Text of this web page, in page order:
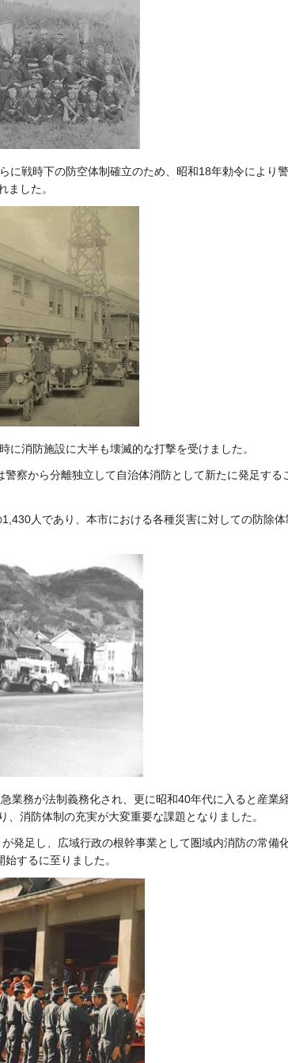
に戦時下の防空体制確立のため 、昭和18年勅令により
ました。
に消防施設に大半も壊滅的な打撃を受けました。
警察から分離独立して自治体消防として新たに発足する
人であり、本市における各種災害に対しての防除
業務が法制義務化され、更に昭和40年代に入ると産業
消防体制の充実が大変重要な課題となりました。
発足し、広域行政の根幹事業として圏域内消防の常備
するに至りました。